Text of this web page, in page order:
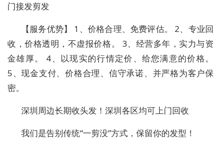
门接发剪发
【服务优势】 1、价格合理、免费评估。 2、专业回
收，价格透明，不虚报价格。 3、经营多年，实力与资
金雄厚。 4、以现实的行情定价、给您满意的价格。
5、现金支付、价格合理、信守承诺、并严格为客户保
密。
深圳周边长期收头发！深圳各区均可上门回收
我们是告别传统“一剪没”方式，保留你的发型！